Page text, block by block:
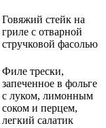
Говяжий стейк на
гриле с отварной
стручковой фасолью
Филе трески,
запеченное в фольге
с луком, лимонным
соком и перцем,
легкий салатик